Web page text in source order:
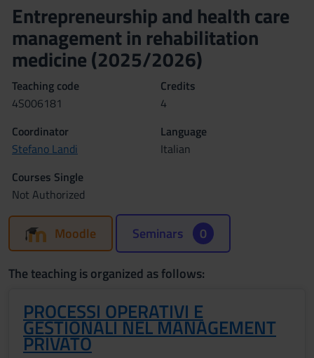
Entrepreneurship and health care
management in rehabilitation
medicine (2025/2026)
Teaching code
4S006181
Credits
4
Coordinator
Stefano Landi
Language
Italian
Courses Single
Not Authorized
Moodle Seminars 0
The teaching is organized as follows:
PROCESSI OPERATIVI E
GESTIONALI NEL MANAGEMENT
PRIVATO